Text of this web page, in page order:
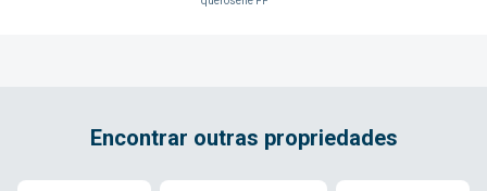
Encontrar outras propriedades